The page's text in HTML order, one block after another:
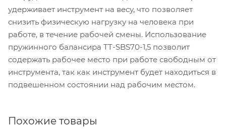
удерживает инструмент на весу, что позволяет
снизить физическую нагрузку на человека при
работе, в течение рабочей смены. Использование
пружинного балансира TT-SBS70-1,5 позволит
содержать рабочее место при работе свободным от
инструмента, так как инструмент будет находиться в
подвешенном состоянии над рабочим местом.
Похожие товары